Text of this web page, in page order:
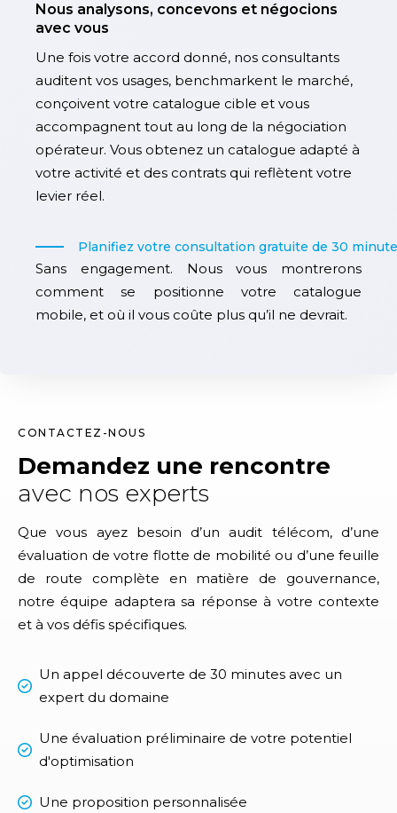
Nous analysons, concevons et négocions
avec vous
Une fois votre accord donné, nos consultants
auditent vos usages, benchmarkent le marché,
conçoivent votre catalogue cible et vous
accompagnent tout au long de la négociation
opérateur. Vous obtenez un catalogue adapté à
votre activité et des contrats qui reflètent votre
levier réel.
Planifiez votre consultation gratuite de 30
Sans engagement. Nous vous montrerons
comment se positionne votre catalogue
mobile, et où il vous coûte plus qu’il ne devrait.
CONTACTEZ-NOUS
Demandez une rencontre
avec nos experts
Que vous ayez besoin d’un audit télécom, d’une
évaluation de votre flotte de mobilité ou d’une feuille
de route complète en matière de gouvernance,
notre équipe adaptera sa réponse à votre contexte
et à vos défis spécifiques.
Un appel découverte de 30 minutes avec un
expert du domaine
Une évaluation préliminaire de votre potentiel
d'optimisation
Une proposition personnalisée